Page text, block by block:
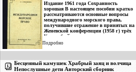
Издание 1961 года Сохранность
хорошая В настоящем пособии кратко
рассматриваются основные вопросы
международного морского права,
получившие отражение в принятых на
Женевской конференции (1958 г) трёх
Конвенбшйпыциях,
ратифицированных Советским
Союзом В пособие дополнительно
включены разделы, кратко
режим закрытых морей и
международных морских каналов В
Подробно
Бесценный камушек Храбрый заяц и волчица
Непослушные дети Авторский сборник